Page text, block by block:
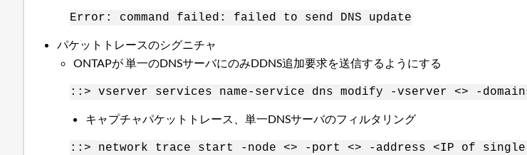
Error: command failed: failed to send DNS update
パケットトレースのシグニチャ
ONTAPが 単一のDNSサーバにのみDDNS追加要求を送信するようにする
::> vserver services name-service dns modify -vserver <> -
キャプチャパケットトレース、単一DNSサーバのフィルタリング
::> network trace start -node <> -port <> -address <IP of single